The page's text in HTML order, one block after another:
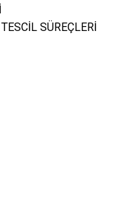
SÜREÇLERİ